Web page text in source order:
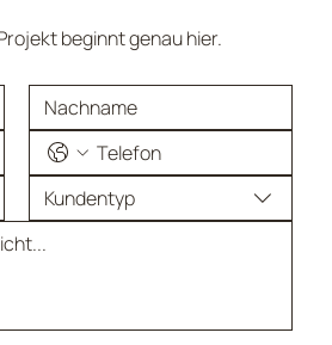
beginnt genau hier.
Kundentyp